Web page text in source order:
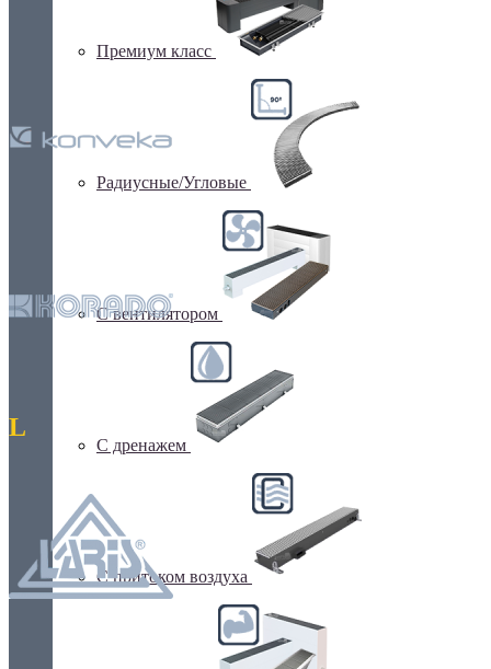
Премиум класс
Радиусные/Угловые
С вентилятором
С дренажем
С притоком воздуха
L